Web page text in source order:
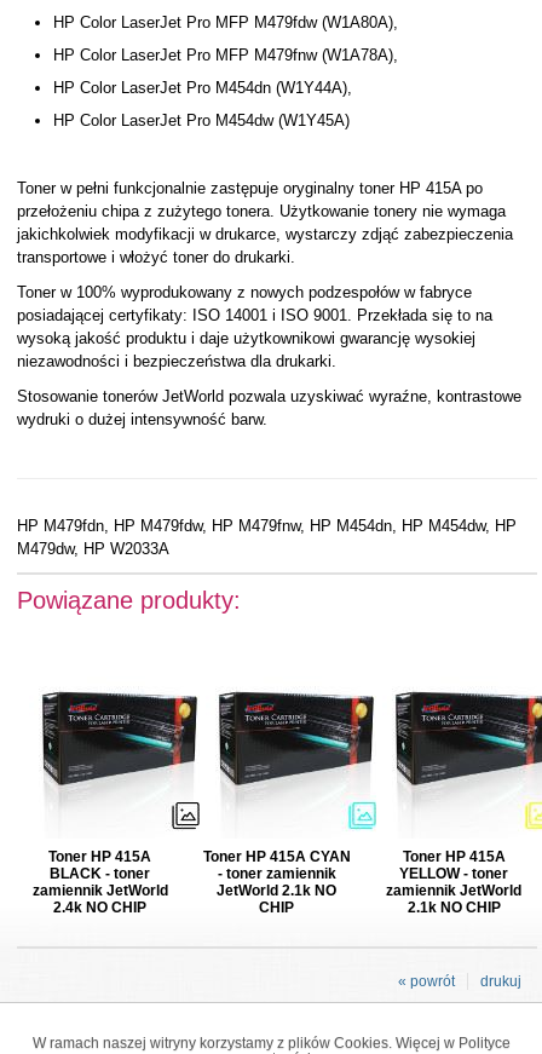
HP Color LaserJet Pro MFP M479fdw (W1A80A),
HP Color LaserJet Pro MFP M479fnw (W1A78A),
HP Color LaserJet Pro M454dn (W1Y44A),
HP Color LaserJet Pro M454dw (W1Y45A)
Toner w pełni funkcjonalnie zastępuje oryginalny toner HP 415A po
przełożeniu chipa z zużytego tonera. Użytkowanie tonery nie wymaga
jakichkolwiek modyfikacji w drukarce, wystarczy zdjąć zabezpieczenia
transportowe i włożyć toner do drukarki.
Toner w 100% wyprodukowany z nowych podzespołów w fabryce
posiadającej certyfikaty: ISO 14001 i ISO 9001. Przekłada się to na
wysoką jakość produktu i daje użytkownikowi gwarancję wysokiej
niezawodności i bezpieczeństwa dla drukarki.
Stosowanie tonerów JetWorld pozwala uzyskiwać wyraźne, kontrastowe
wydruki o dużej intensywność barw.
HP M479fdn, HP M479fdw, HP M479fnw, HP M454dn, HP M454dw, HP
M479dw, HP W2033A
Powiązane produkty:
Toner HP 415A
BLACK - toner
zamiennik JetWorld
2.4k NO CHIP
Toner HP 415A CYAN
- toner zamiennik
JetWorld 2.1k NO
CHIP
Toner HP 415A
YELLOW - toner
zamiennik JetWorld
2.1k NO CHIP
drukuj
« powrót
W ramach naszej witryny korzystamy z plików Cookies. Więcej w Polityce